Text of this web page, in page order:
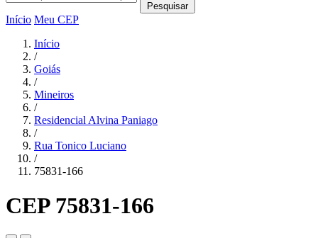
Pesquisar
Início Meu CEP
Início
/
Goiás
/
Mineiros
/
Residencial Alvina Paniago
/
Rua Tonico Luciano
/
75831-166
CEP 75831-166